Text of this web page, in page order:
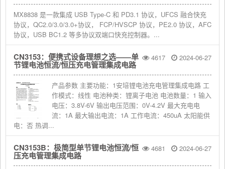
MX8838 是一款集成 USB Type-C 和 PD3.1 协议，UFCS 融合快充
协议，QC2.0/3.0/3.0+协议， FCP/HVSCP 协议，PE2.0 协议，AFC
协议，USB BC1.2 等多协议双端口快充控制器。...
4617 2024-06-27
CN3153：便携式设备理想之选——单
节锂电池恒流/恒压充电管理集成电路
产品参数 主要功能：1安培锂电池充电管理集成电路 工
作模式：线性 电池种类：锂离子电池 电池数量：1 输入
电压：3.8V-6V 输出电压范围：0V-4.2V 最大充电电
流：1A 最大输出电流：1A 工作电流：450uA 太阳能供
电：否 热调...
4681 2024-06-27
CN3153B：极简型单节锂电池恒流/恒
压充电管理集成电路